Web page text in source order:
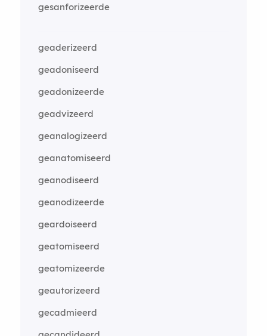
gesanforizeerde
geaderizeerd
geadoniseerd
geadonizeerde
geadvizeerd
geanalogizeerd
geanatomiseerd
geanodiseerd
geanodizeerde
geardoiseerd
geatomiseerd
geatomizeerde
geautorizeerd
gecadmieerd